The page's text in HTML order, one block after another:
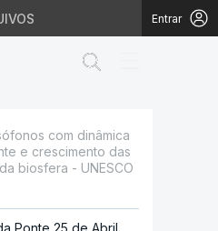
Entrar
das
com dinâmica
e crescimento das
biosfera - UNESCO
Ponte 25 de Abril.